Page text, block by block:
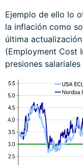
Ejemplo de ello lo
la inflación como
última
(Employment Cost
presiones